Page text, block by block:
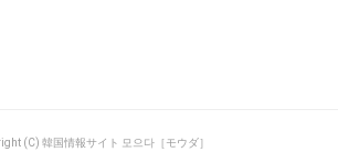
(C) 韓国情報サイト 모으다［モウダ］